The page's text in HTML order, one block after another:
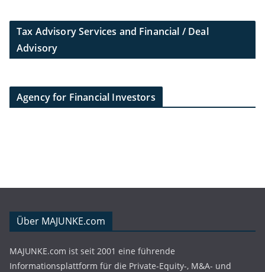
Tax Advisory Services and Financial / Deal
Advisory
Agency for Financial Investors
Über MAJUNKE.com
MAJUNKE.com ist seit 2001 eine führende
Informationsplattform für die Private-Equity-, M&A- und